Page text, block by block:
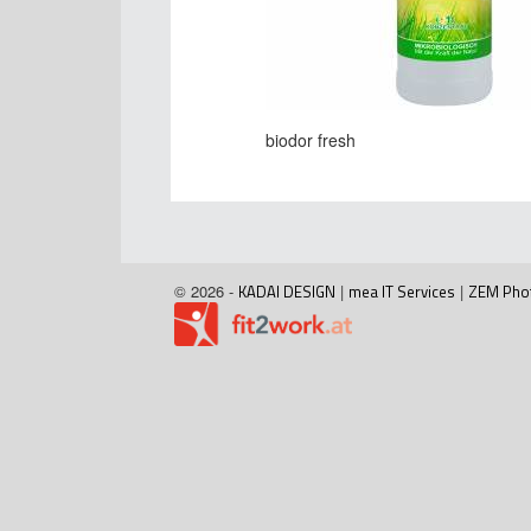
biodor fresh
© 2026 - KADAI DESIGN | mea IT Services | ZEM